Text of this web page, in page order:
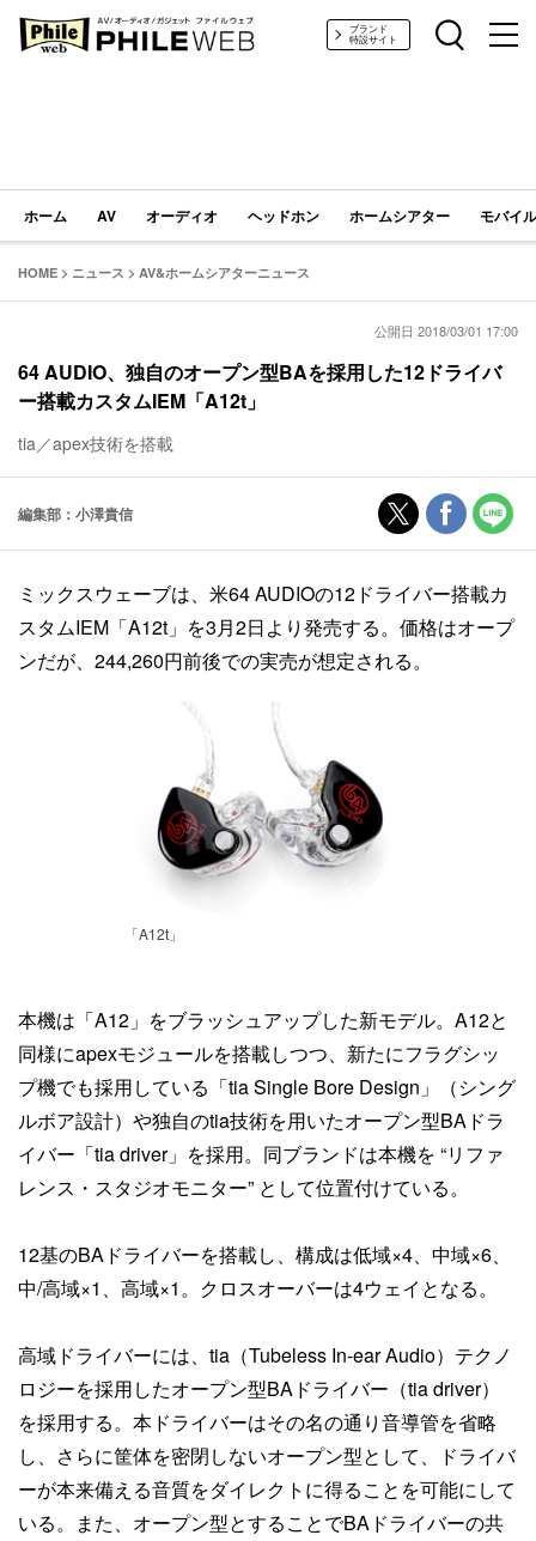
PHILE WEB｜AV/オーディオ/ガジェットブランド
特設サイト
ホーム AV オーディオ ヘッドホン ホームシアター モバイ
HOME > ニュース > AV&ホームシアターニュース
公開日 2018/03/01 17:00
64 AUDIO、独自のオープン型BAを採用した12ドライバ
ー搭載カスタムIEM「A12t」
tia／apex技術を搭載
編集部：小澤貴信
ミックスウェーブは、米64 AUDIOの12ドライバー搭載カ
スタムIEM「A12t」を3月2日より発売する。価格はオープ
ンだが、244,260円前後での実売が想定される。
「A12t」
本機は「A12」をブラッシュアップした新モデル。A12と
同様にapexモジュールを搭載しつつ、新たにフラグシッ
プ機でも採用している「tia Single Bore Design」（シング
ルボア設計）や独自のtia技術を用いたオープン型BAドラ
イバー「tia driver」を採用。同ブランドは本機を “リファ
レンス・スタジオモニター” として位置付けている。
12基のBAドライバーを搭載し、構成は低域×4、中域×6、
中/高域×1、高域×1。クロスオーバーは4ウェイとなる。
高域ドライバーには、tia（Tubeless In-ear Audio）テクノ
ロジーを採用したオープン型BAドライバー（tia driver）
を採用する。本ドライバーはその名の通り音導管を省略
し、さらに筐体を密閉しないオープン型として、ドライバ
ーが本来備える音質をダイレクトに得ることを可能にして
いる。また、オープン型とすることでBAドライバーの共